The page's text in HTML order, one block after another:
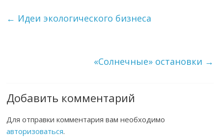
← Идеи экологического бизнеса
«Солнечные» остановки →
Добавить комментарий
Для отправки комментария вам необходимо
авторизоваться.